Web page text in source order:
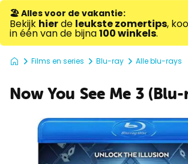
🏖️ Alles voor de vakantie:
Bekijk hierde leukste zomertips,
in één van de bijna100 winkels.
Films en series Blu-ray Alle blu-rays
Now You See Me 3